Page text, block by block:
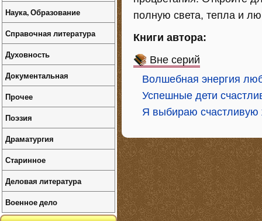
полную света, тепла и
Книги автора:
Вне серий
Волшебная энергия
Успешные дети
Я выбираю счастливую
Наука, Образование
Справочная литература
Духовность
Документальная
Прочее
Поэзия
Драматургия
Старинное
Деловая литература
Военное дело